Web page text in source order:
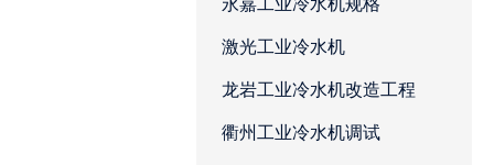
永嘉工业冷水机规格
激光工业冷水机
龙岩工业冷水机改造工程
衢州工业冷水机调试